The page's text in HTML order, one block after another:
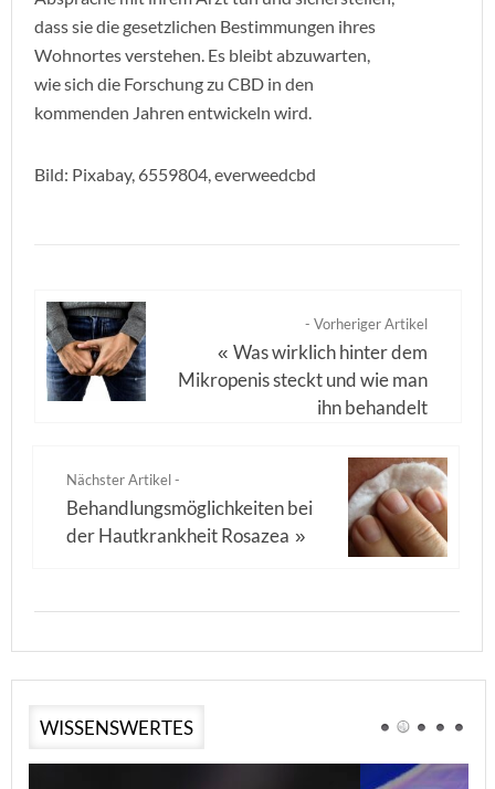
dass sie die gesetzlichen Bestimmungen ihres
Wohnortes verstehen. Es bleibt abzuwarten,
wie sich die Forschung zu CBD in den
kommenden Jahren entwickeln wird.
Bild: Pixabay, 6559804, everweedcbd
- Vorheriger Artikel
«Was wirklich hinter dem
Mikropenis steckt und wie man
ihn behandelt
Nächster Artikel -
Behandlungsmöglichkeiten bei
der Hautkrankheit Rosazea »
WISSENSWERTES